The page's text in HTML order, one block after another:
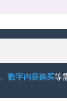
数字内容购买等